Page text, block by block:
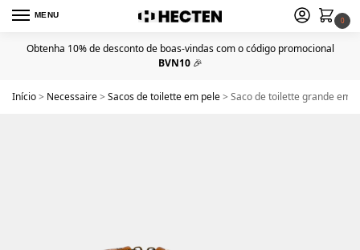
MENU
0
Obtenha 10% de desconto de boas-vindas com o código promocional
BVN10🎉
Início> Necessaire> Sacos de toilette em pele> Saco de toilette grande em